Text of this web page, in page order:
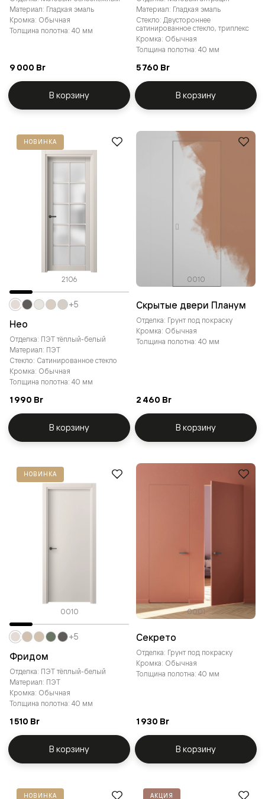
Материал: Гладкая эмаль
Кромка: Обычная
Толщина полотна: 40 мм
9 000 Br
В корзину
Материал: Гладкая эмаль
Стекло: Двустороннее
сатинированное стекло, триплекс
Кромка: Обычная
Толщина полотна: 40 мм
5 760 Br
В корзину
НОВИНКА
2106
Нео
Отделка: ПЭТ тёплый-белый
Материал: ПЭТ
Стекло: Сатинированное стекло
Кромка: Обычная
Толщина полотна: 40 мм
1 990 Br
+5
В корзину
0010
Скрытые двери Планум
Отделка: Грунт под покраску
Кромка: Обычная
Толщина полотна: 40 мм
2 460 Br
В корзину
НОВИНКА
0010
Фридом
Отделка: ПЭТ тёплый-белый
Материал: ПЭТ
Кромка: Обычная
Толщина полотна: 40 мм
1 510 Br
+5
В корзину
0001
Секрето
Отделка: Грунт под покраску
Кромка: Обычная
Толщина полотна: 40 мм
1 930 Br
В корзину
НОВИНКА АКЦИЯ